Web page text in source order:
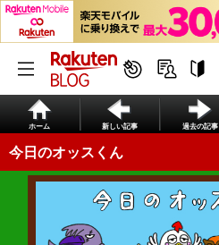
ホーム 新しい記事 過去の記事
今日のオッスくん